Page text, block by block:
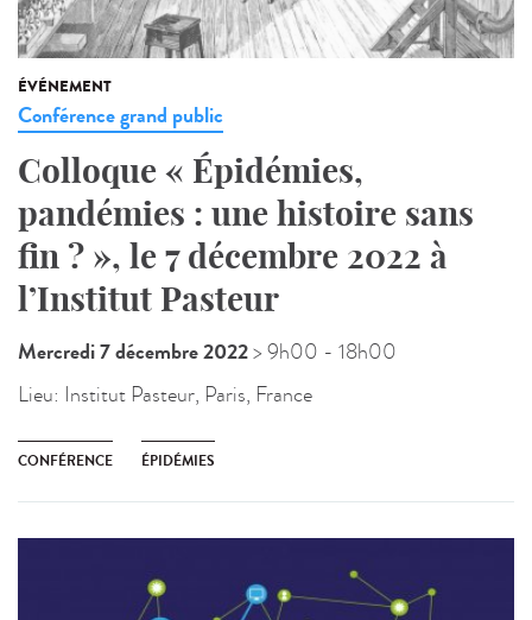
ÉVÉNEMENT
Conférence grand public
Colloque « Épidémies,
pandémies : une histoire sans
fin ? », le 7 décembre 2022 à
l’Institut Pasteur
Mercredi 7 décembre 2022> 9h00 - 18h00
Lieu: Institut Pasteur, Paris, France
CONFÉRENCE ÉPIDÉMIES